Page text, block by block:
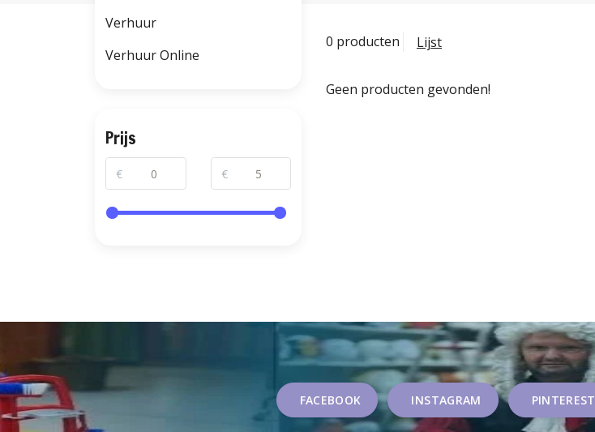
0 producten Lijst
Geen producten gevonden!
Verhuur
Verhuur Online
Prijs
€ €
FACEBOOK INSTAGRAM PINTEREST